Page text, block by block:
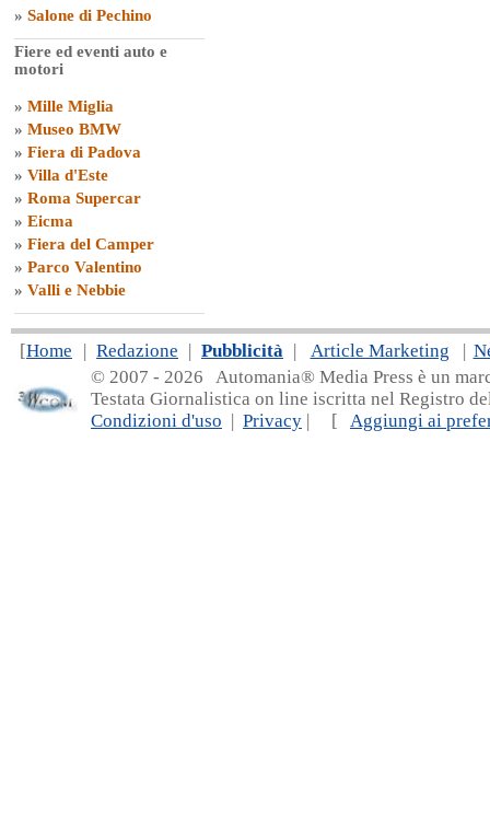
» Salone di Pechino
Fiere ed eventi auto e
motori
» Mille Miglia
» Museo BMW
» Fiera di Padova
» Villa d'Este
» Roma Supercar
» Eicma
» Fiera del Camper
» Parco Valentino
» Valli e Nebbie
[Home | Redazione | Pubblicità | Article Marketing |
© 2007 - 2026 Automania® Media Press è un
Testata Giornalistica on line iscritta nel Registro
Condizioni d'uso | Privacy | [ Aggiungi ai